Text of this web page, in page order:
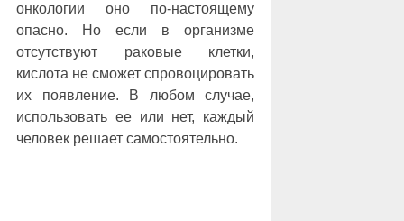
онкологии оно по-настоящему
опасно. Но если в организме
отсутствуют раковые клетки,
кислота не сможет спровоцировать
их появление. В любом случае,
использовать ее или нет, каждый
человек решает самостоятельно.